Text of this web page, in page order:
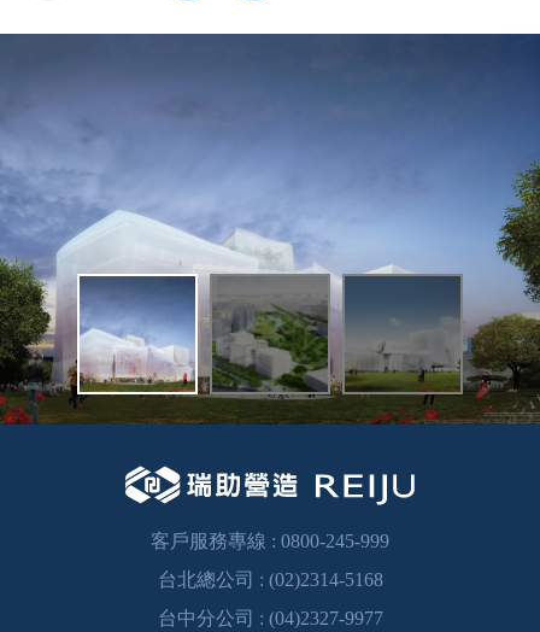
客戶服務專線 : 0800-245-999
台北總公司 : (02)2314-5168
台中分公司 : (04)2327-9977